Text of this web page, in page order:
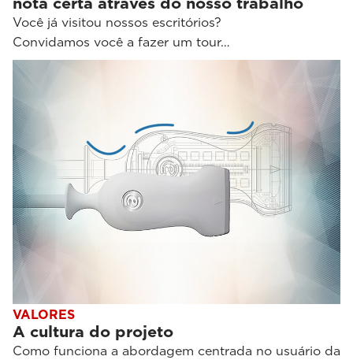
Você já visitou nossos escritórios?
Convidamos você a fazer um tour…
VALORES
A cultura do projeto
Como funciona a abordagem centrada no usuário da